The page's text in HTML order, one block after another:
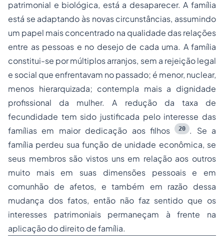
patrimonial e biológica, está a desaparecer. A família
está se adaptando às novas circunstâncias, assumindo
um papel mais concentrado na qualidade das relações
entre as pessoas e no desejo de cada uma. A família
constitui-se por múltiplos arranjos, sem a rejeição legal
e social que enfrentavam no passado; é menor, nuclear,
menos hierarquizada; contempla mais a dignidade
profissional da mulher. A redução da taxa de
fecundidade tem sido justificada pelo interesse das
famílias em maior dedicação aos filhos 20
. Se a
família perdeu sua função de unidade econômica, se
seus membros são vistos uns em relação aos outros
muito mais em suas dimensões pessoais e em
comunhão de afetos, e também em razão dessa
mudança dos fatos, então não faz sentido que os
interesses patrimoniais permaneçam à frente na
aplicação do direito de família.